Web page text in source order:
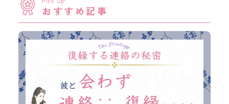
▽ 掲載ページ
忘れられない彼がいるなら復縁結婚を目指
すのもあり
パーソナル婚活サービス『
naco-do BLOG
に本サイトをご紹介いただきました！
▽ 掲載ページ
結婚前提の交際だったのにお別れしてしま
う理由とは
おすすめ記事